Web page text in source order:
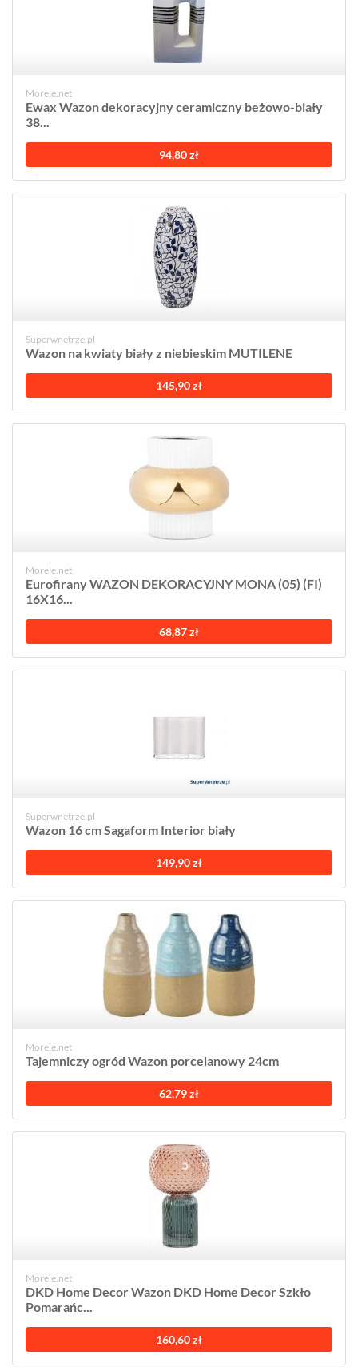
Morele.net
Ewax Wazon dekoracyjny ceramiczny beżowo-biały
38...
94,80 zł
Superwnetrze.pl
Wazon na kwiaty biały z niebieskim MUTILENE
145,90 zł
Morele.net
Eurofirany WAZON DEKORACYJNY MONA (05) (FI)
16X16...
68,87 zł
Superwnetrze.pl
Wazon 16 cm Sagaform Interior biały
149,90 zł
Morele.net
Tajemniczy ogród Wazon porcelanowy 24cm
62,79 zł
Morele.net
DKD Home Decor Wazon DKD Home Decor Szkło
Pomarańc...
160,60 zł